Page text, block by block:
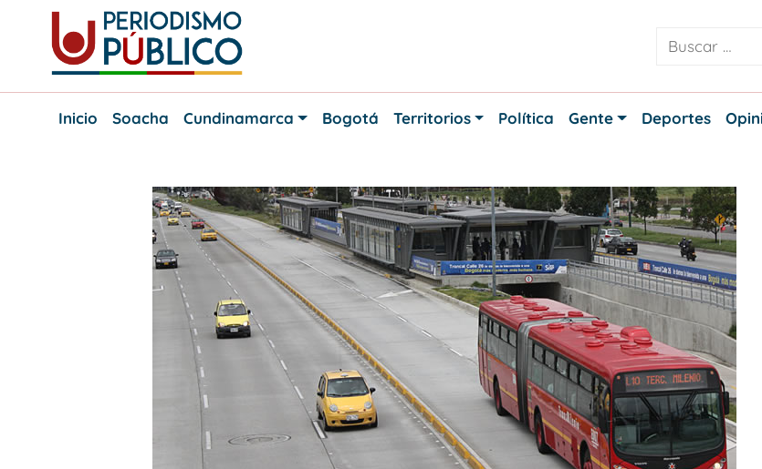
content
Periodismo
Noticias
Inicio
Soacha Cundinamarca Bogotá Territorios Política Gente Deportes